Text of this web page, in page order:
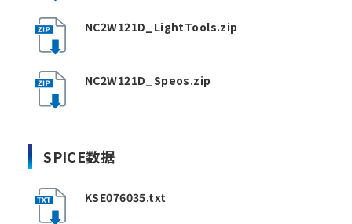
NC2W121D_LightTools.zip
NC2W121D_Speos.zip
SPICE数据
KSE076035.txt